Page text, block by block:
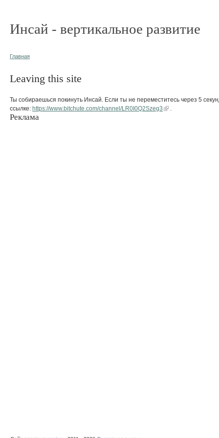
Инсай - вертикальное развитие
Главная
Leaving this site
Ты собираешься покинуть Инсай. Если ты не переместитесь через 5
ссылке: https://www.bitchute.com/channel/LR0I0Q2Szeg3
Реклама